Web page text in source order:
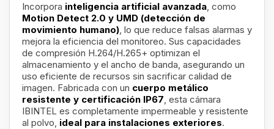
Incorpora inteligencia artificial avanzada, como
Motion Detect 2.0 y UMD (detección de
movimiento humano), lo que reduce falsas alarmas y
mejora la eficiencia del monitoreo. Sus capacidades
de compresión H.264/H.265+ optimizan el
almacenamiento y el ancho de banda, asegurando un
uso eficiente de recursos sin sacrificar calidad de
imagen. Fabricada con un cuerpo metálico
resistente y certificación IP67, esta cámara
IBINTEL es completamente impermeable y resistente
al polvo, ideal para instalaciones exteriores.